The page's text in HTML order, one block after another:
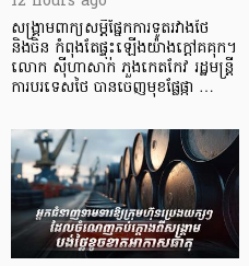
សង្គ្រាមពាក្យសម្តីផ្នែកការទូតរវាងថៃ
និងចិន កំពុងតែផ្ទុះឡើងយ៉ាងក្តៅគគុក។
លោក ស៊ីហាសាក់ ភួងកេតកែវ រដ្ឋមន្ត្រី
ការបរទេសថៃ បានចេញមុខផ្លែផ្កា …